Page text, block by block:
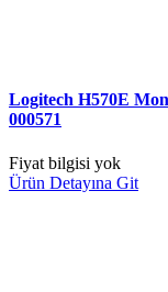
Logitech H570E
000571
Fiyat bilgisi yok
Ürün Detayına Git